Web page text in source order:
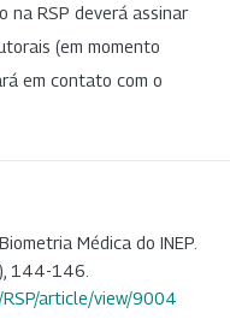
na RSP deverá assinar
(em momento
em contato com o
Médica do INEP.
144-146.
article/view/9004